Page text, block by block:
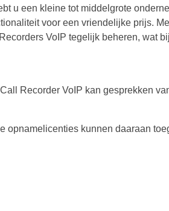
u een kleine tot middelgrote
voor een vriendelijke prijs.
VoIP tegelijk beheren, wat
Recorder VoIP kan gesprekken
opnamelicenties kunnen daaraan